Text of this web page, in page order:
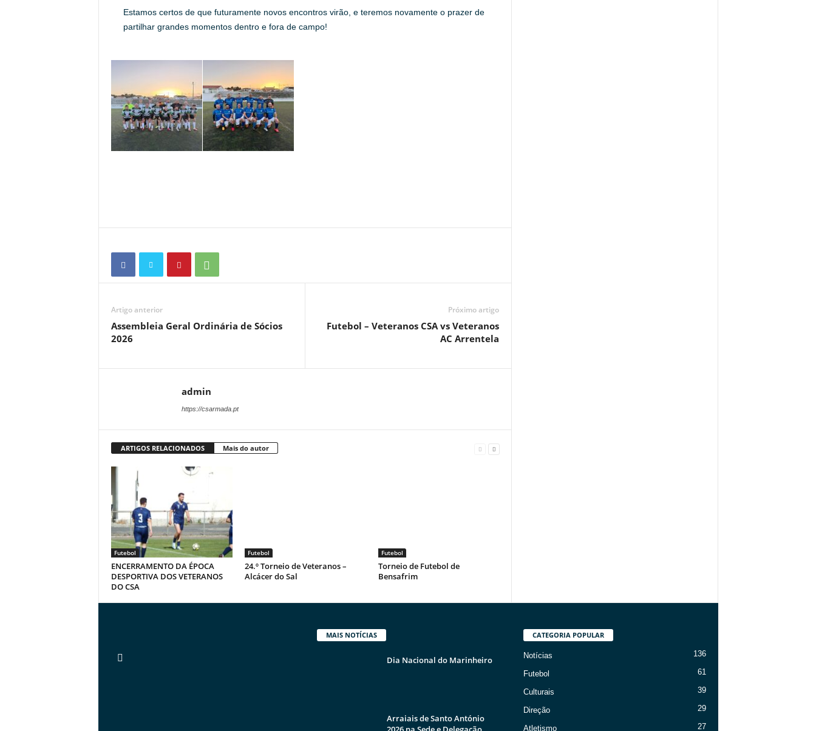
Estamos certos de que futuramente novos encontros virão, e teremos novamente o prazer de
partilhar grandes momentos dentro e fora de campo!
Artigo anterior
Assembleia Geral Ordinária de Sócios
2026
Próximo artigo
Futebol – Veteranos CSA vs Veteranos
AC Arrentela
admin
https://csarmada.pt
ARTIGOS RELACIONADOS Mais do autor
Futebol
ENCERRAMENTO DA ÉPOCA
DESPORTIVA DOS VETERANOS
DO CSA
Futebol
24.º Torneio de Veteranos –
Alcácer do Sal
Futebol
Torneio de Futebol de
Bensafrim
MAIS NOTÍCIAS
Dia Nacional do Marinheiro
Arraiais de Santo António
CATEGORIA POPULAR
Notícias 136
Futebol 61
Culturais 39
Direção 29
Atletismo 27